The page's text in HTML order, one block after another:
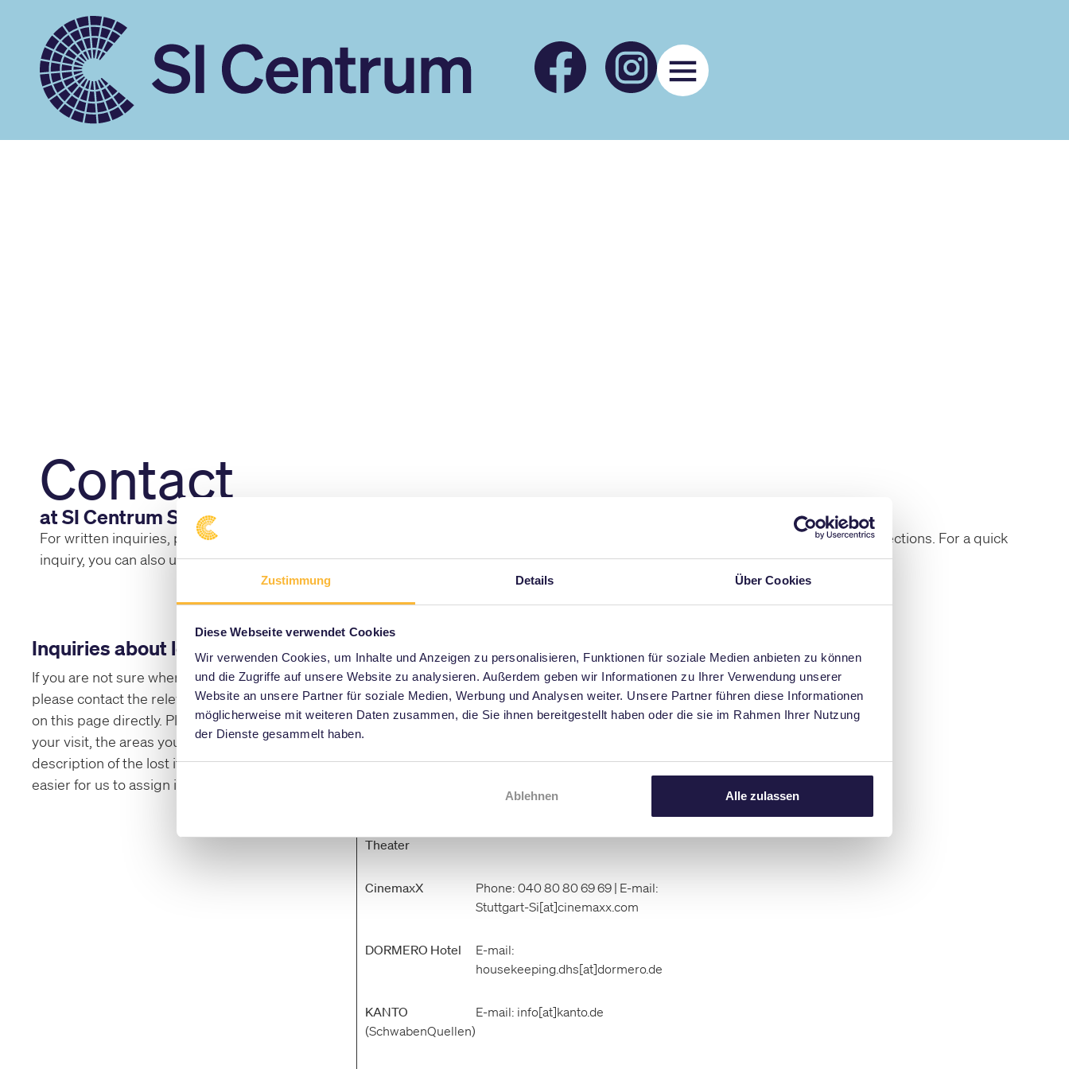
Zustimmung Details Über Cookies
Diese Webseite verwendet Cookies
Wir verwenden Cookies, um Inhalte und Anzeigen zu personalisieren, Funktionen für soziale Medien anbieten zu können
und die Zugriffe auf unsere Website zu analysieren. Außerdem geben wir Informationen zu Ihrer Verwendung unserer
Website an unsere Partner für soziale Medien, Werbung und Analysen weiter. Unsere Partner führen diese Informationen
möglicherweise mit weiteren Daten zusammen, die Sie ihnen bereitgestellt haben oder die sie im Rahmen Ihrer Nutzung
der Dienste gesammelt haben.
Ablehnen Alle zulassen
Contact
at SI Centrum Stuttgart
For written inquiries, please use the contact forms on the operators’ websites. You can find the links to the websites in the respective sections. For a quick
inquiry, you can also use the telephone numbers below.
Inquiries about lost property
If you are not sure where you lost something,
please contact the relevant telephone number
on this page directly. Please provide the day of
your visit, the areas you visited and a detailed
description of the lost item, this will make it
easier for us to assign it.
Contacts in SI Centrum
For urgent inquiries / inquiries outside of our
business hours, you can reach the individual
operators at the following telephone numbers:
Stage Apollo
Phone: 0711 7254 5
Theater
CinemaxX
Phone: 040 80 80 69 69 | E-mail:
Stuttgart-Si[at]cinemaxx.com
DORMERO Hotel
E-mail:
housekeeping.dhs[at]dormero.de
KANTO
(SchwabenQuellen)
E-mail: info[at]kanto.de